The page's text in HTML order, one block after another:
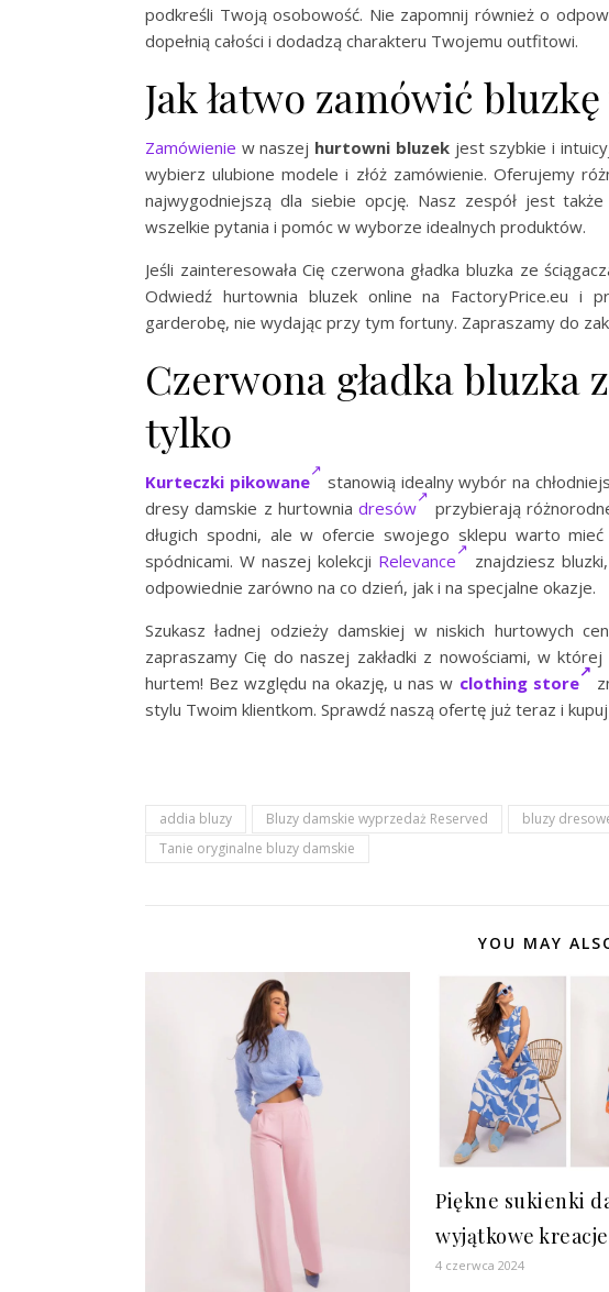
podkreśli Twoją osobowość. Nie zapomnij również o
dopełnią całości i dodadzą charakteru Twojemu outfitowi.
Jak łatwo zamówić
Zamówienie w naszej hurtowni bluzekjest szybkie i
wybierz ulubione modele i złóż zamówienie. Oferujemy
najwygodniejszą dla siebie opcję. Nasz zespół jest
wszelkie pytania i pomóc w wyborze idealnych produktów.
Jeśli zainteresowała Cię czerwona gładka bluzka ze
Odwiedź hurtownia bluzek online na FactoryPrice.eu i
garderobę, nie wydając przy tym fortuny. Zapraszamy do
Czerwona gładka bluzka
tylko
Kurteczki pikowane
stanowią idealny wybór na
dresy damskie z hurtowniadresów
przybierają
długich spodni, ale w ofercie swojego sklepu warto
spódnicami. W naszej kolekcji Relevance
znajdziesz
odpowiednie zarówno na co dzień, jak i na specjalne okazje.
Szukasz ładnej odzieży damskiej w niskich hurtowych
zapraszamy Cię do naszej zakładki z nowościami, w
hurtem! Bez względu na okazję, u nas w clothing store
stylu Twoim klientkom. Sprawdź naszą ofertę już teraz i kupuj
addia bluzy Bluzy damskie wyprzedaż Reserved bluzy
Tanie oryginalne bluzy damskie
YOU MAY
Piękne sukienki
wyjątkowe
4 czerwca 2024